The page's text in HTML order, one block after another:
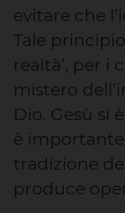
evitare che
Tale
realtà’, per i
mistero
Dio. Gesù si
è importante
tradizione
produce